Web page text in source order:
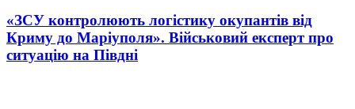
«ЗСУ контролюють логістику окупантів від
Криму до Маріуполя». Військовий експерт про
ситуацію на Півдні